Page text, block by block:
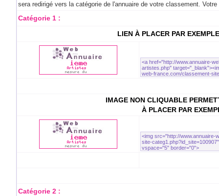
sera redirigé vers la catégorie de l'annuaire de votre classement.
Catégorie 1 :
LIEN À PLACER PAR
IMAGE NON CLIQUABLE
À PLACER PAR
Catégorie 2 :